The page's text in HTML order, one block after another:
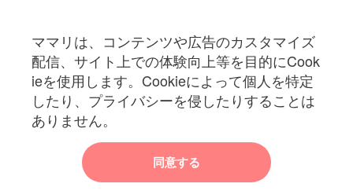
ママリは、コンテンツや広告のカスタマイズ
配信、サイト上での体験向上等を目的にCook
ieを使用します。Cookieによって個人を特定
したり、プライバシーを侵したりすることは
ありません。
同意する
ママリ
カテゴリー一覧
妊活
妊娠
赤ちゃん・育児
トップ トレンド・イベント ブログ・SNS 生後3か月の入浴中「手が臭い
生後3か月の入浴中「手が臭いから…」と呟くと
→5歳からの助言に13万いいね「優しいな…」
この記事ではX(旧Twitter)でバズった投稿を紹介します。今回紹介する
のは、mina(@_y_y_n_)さんの投稿したエピソードです。ときに子ど